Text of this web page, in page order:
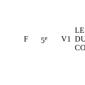
F 5e V1